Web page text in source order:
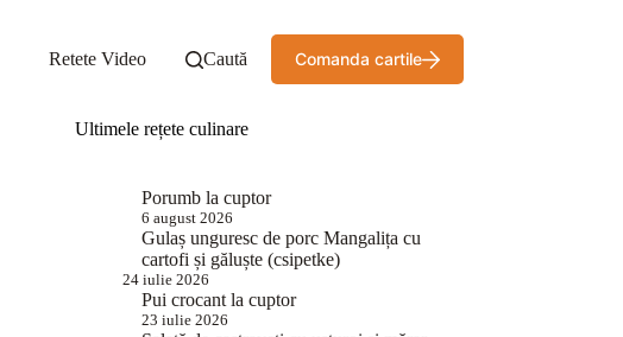
Retete Video Caută Comanda cartile
Ultimele rețete culinare
Porumb la cuptor
6 august 2026
Gulaș unguresc de porc Mangalița cu
cartofi și găluște (csipetke)
24 iulie 2026
Pui crocant la cuptor
23 iulie 2026